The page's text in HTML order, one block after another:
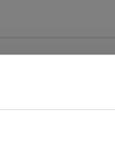
af lysforholdene)